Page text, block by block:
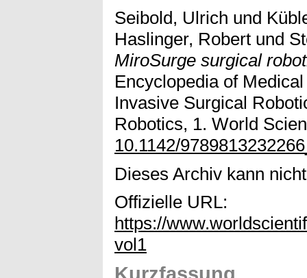
Seibold, Ulrich und
Haslinger, Robert und
MiroSurge surgical
Encyclopedia of
Invasive Surgical
Robotics, 1. World
10.1142/
Dieses Archiv kann
Offizielle URL:
https://
vol1